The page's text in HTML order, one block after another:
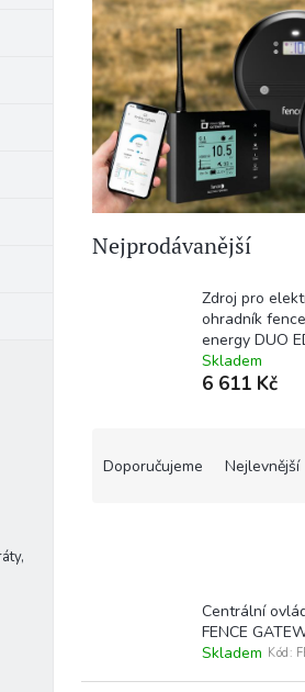
Nejprodávanější
Zdroj pro
ohradník
energy DUO
Skladem
6 611 Kč
u
Doporučujeme Nejlevnější
Centrální
FENCE
Skladem Kód: